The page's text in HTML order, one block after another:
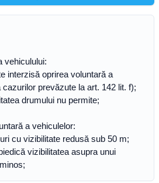
vehiculului:
interzisă oprirea voluntară a
prevăzute la art. 142 lit. f);
drumului nu permite;
a vehiculelor:
cu vizibilitate redusă sub 50 m;
vizibilitatea asupra unui